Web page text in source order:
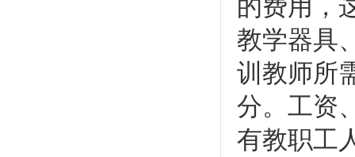
的费用，
教学器具
训教师所
分。工资
有教职工